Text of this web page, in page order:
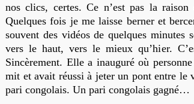
nos clics, certes. Ce n’est pas la raison
Quelques fois je me laisse berner et
souvent des vidéos de quelques
vers le haut, vers le mieux qu’hier.
Sincèrement. Elle a inauguré où
mit et avait réussi à jeter un pont entre le
pari congolais. Un pari congolais gagné…